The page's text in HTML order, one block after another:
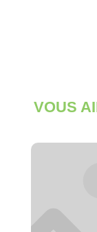
VOUS